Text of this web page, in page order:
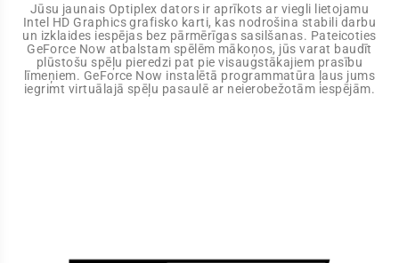
Jūsu jaunais Optiplex dators ir aprīkots ar viegli lietojamu
Intel HD Graphics grafisko karti, kas nodrošina stabili darbu
un izklaides iespējas bez pārmērīgas sasilšanas. Pateicoties
GeForce Now atbalstam spēlēm mākoņos, jūs varat baudīt
plūstošu spēļu pieredzi pat pie visaugstākajiem prasību
līmeņiem. GeForce Now instalētā programmatūra ļaus jums
iegrimt virtuālajā spēļu pasaulē ar neierobežotām iespējām.